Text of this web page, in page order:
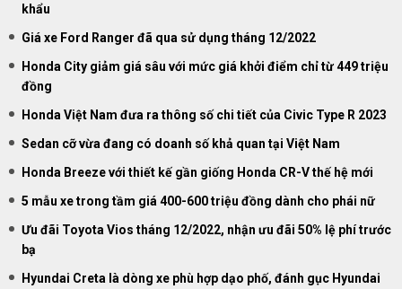
khẩu
Giá xe Ford Ranger đã qua sử dụng tháng 12/2022
Honda City giảm giá sâu với mức giá khởi điểm chỉ từ 449 triệu
đồng
Honda Việt Nam đưa ra thông số chi tiết của Civic Type R 2023
Sedan cỡ vừa đang có doanh số khả quan tại Việt Nam
Honda Breeze với thiết kế gần giống Honda CR-V thế hệ mới
5 mẫu xe trong tầm giá 400-600 triệu đồng dành cho phái nữ
Ưu đãi Toyota Vios tháng 12/2022, nhận ưu đãi 50% lệ phí trước
bạ
Hyundai Creta là dòng xe phù hợp dạo phố, đánh gục Hyundai